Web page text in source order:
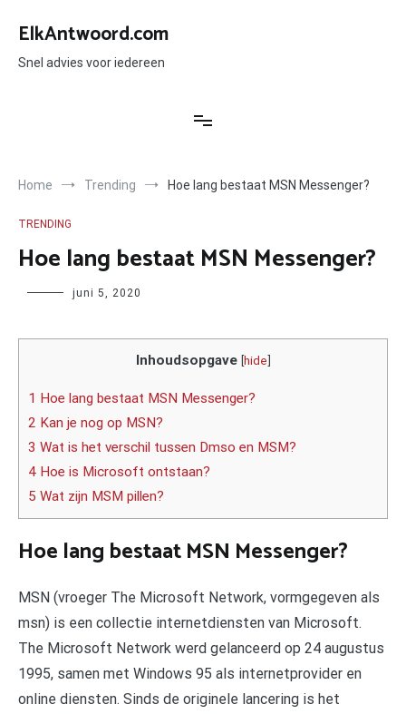
naar
inhoud
ElkAntwoord.com
Snel advies voor iedereen
Home Trending Hoe lang bestaat MSN Messenger?
TRENDING
Hoe lang bestaat MSN Messenger?
Author juni 5, 2020
Inhoudsopgave [hide]
1 Hoe lang bestaat MSN Messenger?
2 Kan je nog op MSN?
3 Wat is het verschil tussen Dmso en MSM?
4 Hoe is Microsoft ontstaan?
5 Wat zijn MSM pillen?
Hoe lang bestaat MSN Messenger?
MSN (vroeger The Microsoft Network, vormgegeven als
msn) is een collectie internetdiensten van Microsoft.
The Microsoft Network werd gelanceerd op 24 augustus
1995, samen met Windows 95 als internetprovider en
online diensten. Sinds de originele lancering is het